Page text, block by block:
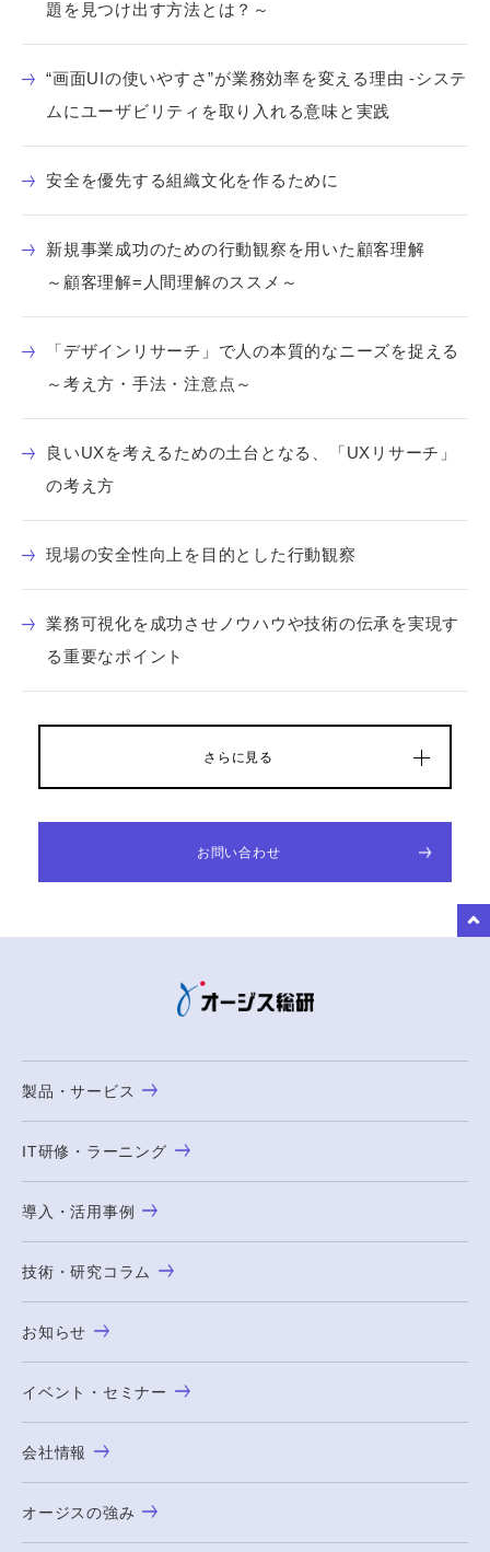
題を見つけ出す方法とは？～
“画面UIの使いやすさ”が業務効率を変える理由 -システ
ムにユーザビリティを取り入れる意味と実践
安全を優先する組織文化を作るために
新規事業成功のための行動観察を用いた顧客理解
～顧客理解=人間理解のススメ～
「デザインリサーチ」で人の本質的なニーズを捉える
～考え方・手法・注意点～
良いUXを考えるための土台となる、「UXリサーチ」
の考え方
現場の安全性向上を目的とした行動観察
業務可視化を成功させノウハウや技術の伝承を実現す
る重要なポイント
さらに見る
お問い合わせ
製品・サービス
IT研修・ラーニング
導入・活用事例
技術・研究コラム
お知らせ
イベント・セミナー
会社情報
オージスの強み